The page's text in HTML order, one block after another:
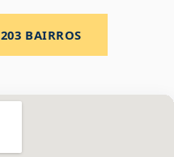
203 BAIRROS